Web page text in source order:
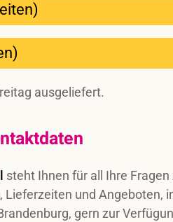
ausgeliefert.
steht Ihnen für all Ihre Fragen
Lieferzeiten und Angeboten,
gern zur